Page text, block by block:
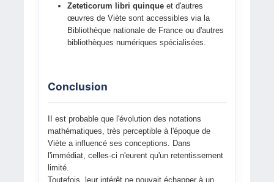
Zeteticorum libri quinqueet d'autres
œuvres de Viète sont accessibles via la
Bibliothèque nationale de France ou d'autres
bibliothèques numériques spécialisées.
Conclusion
II est probable que l'évolution des notations
mathématiques, très perceptible à l'époque de
Viète a influencé ses conceptions. Dans
l'immédiat, celles-ci n'eurent qu'un retentissement
limité.
Toutefois, leur intérêt ne pouvait échapper à un